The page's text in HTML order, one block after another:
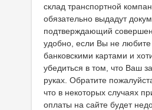
Клеи и герметики
Профи-серия
Уход за кондиционером
Смазки
Специальные программы
склад транспортной
обязательно выдадут
подтверждающий
удобно, если Вы не любите
банковскими картами и
убедиться в том, что Ваш
руках. Обратите
что в некоторых случаях
оплаты на сайте будет